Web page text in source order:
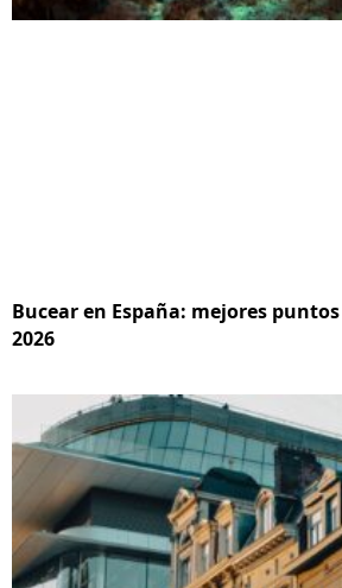
Bucear en España: mejores
2026